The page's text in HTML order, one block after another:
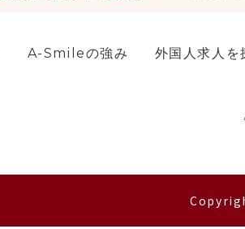
A-Smileの強み 外国人求人を